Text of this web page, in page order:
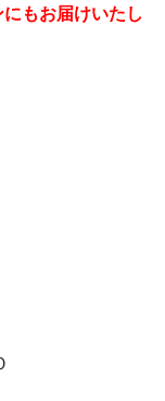
もお届けいたし